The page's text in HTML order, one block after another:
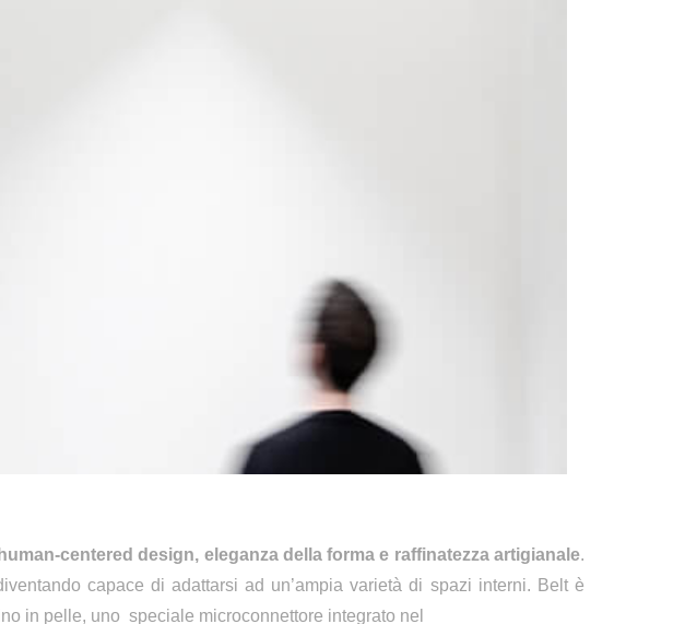
centered design, eleganza della forma e raffinatezza artigianale.
capace di adattarsi ad un’ampia varietà di spazi interni. Belt è
in pelle, uno speciale microconnettore integrato nel